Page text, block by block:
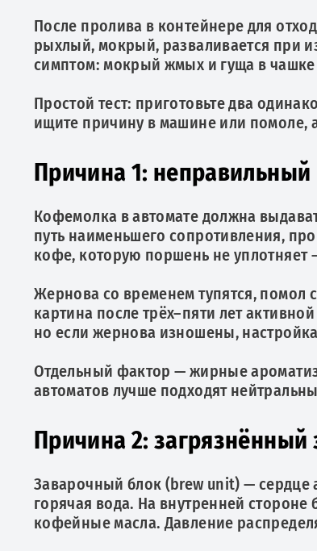
После пролива в контейнере для
рыхлый, мокрый, разваливается при
симптом: мокрый жмых и гуща в чашке
Простой тест: приготовьте два
ищите причину в машине или помоле,
Причина 1:
Кофемолка в автомате должна
путь наименьшего сопротивления,
кофе, которую поршень не
Жернова со временем тупятся, помол
картина после трёх–пяти лет
но если жернова изношены,
Отдельный фактор — жирные
автоматов лучше подходят
Причина 2: загрязнённый
Заварочный блок (brew unit) — сердце
горячая вода. На внутренней
кофейные масла. Давление